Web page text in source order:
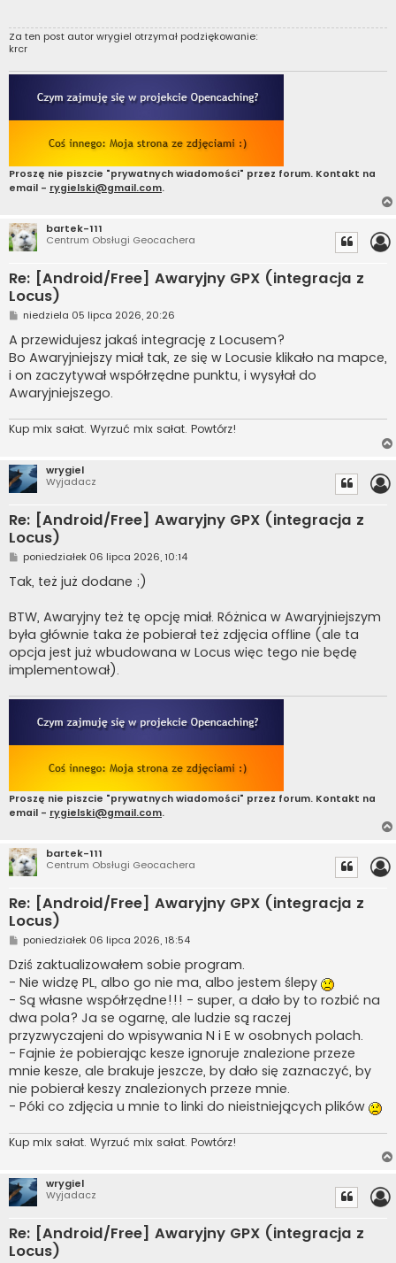
Za ten post autorwrygiel otrzymał podziękowanie:
krcr
Proszę nie piszcie "prywatnych wiadomości" przez forum. Kontakt na
email - rygielski@gmail.com.
bartek-111
Centrum Obsługi Geocachera
Re: [Android/Free] Awaryjny GPX (integracja z
Locus)
P
s
t
niedziela 05 lipca 2026, 20:26
A przewidujesz jakaś integrację z Locusem?
Bo Awaryjniejszy miał tak, ze się w Locusie klikało na mapce,
i on zaczytywał współrzędne punktu, i wysyłał do
Awaryjniejszego.
Kup mix sałat. Wyrzuć mix sałat. Powtórz!
wrygiel
Wyjadacz
Re: [Android/Free] Awaryjny GPX (integracja z
Locus)
P
o
s
t
poniedziałek 06 lipca 2026, 10:14
Tak, też już dodane ;)
BTW, Awaryjny też tę opcję miał. Różnica w Awaryjniejszym
była głównie taka że pobierał też zdjęcia offline (ale ta
opcja jest już wbudowana w Locus więc tego nie będę
implementował).
Proszę nie piszcie "prywatnych wiadomości" przez forum. Kontakt na
email - rygielski@gmail.com.
bartek-111
Centrum Obsługi Geocachera
Re: [Android/Free] Awaryjny GPX (integracja z
Locus)
P
o
s
t
poniedziałek 06 lipca 2026, 18:54
Dziś zaktualizowałem sobie program.
- Nie widzę PL, albo go nie ma, albo jestem ślepy
- Są własne współrzędne!!! - super, a dało by to rozbić na
dwa pola? Ja se ogarnę, ale ludzie są raczej
przyzwyczajeni do wpisywania N i E w osobnych polach.
- Fajnie że pobierając kesze ignoruje znalezione przeze
mnie kesze, ale brakuje jeszcze, by dało się zaznaczyć, by
nie pobierał keszy znalezionych przeze mnie.
- Póki co zdjęcia u mnie to linki do nieistniejących plików
Kup mix sałat. Wyrzuć mix sałat. Powtórz!
wrygiel
Wyjadacz
Re: [Android/Free] Awaryjny GPX (integracja z
Locus)